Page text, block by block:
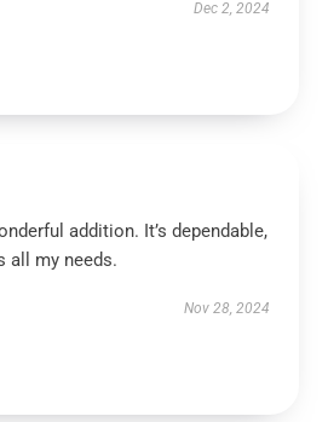
Dec 2, 2024
addition. It’s dependable,
all my needs.
Nov 28, 2024